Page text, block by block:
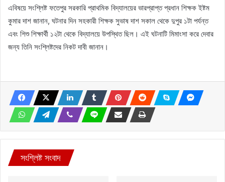
এবিষয়ে সংশ্লিষ্ট ফতেপুর সরকারি প্রাথমিক বিদ্যালয়ের ভারপ্রাপ্ত প্রধান শিক্ষক ইষ্টম
কুমার দাশ জানান, ঘটনার দিন সহকারী শিক্ষক সুভাষ দাশ সকাল থেকে দুপুর ১টা পর্যন্ত
এবং শিশু শিক্ষার্থী ১২টা থেকে বিদ্যালয়ে উপস্থিত ছিল। এই ঘটনাটি মিমাংসা করে দেবার
জন্য তিনি সংশ্লিষ্টদের নিকট দাবী জানান।
সংশ্লিষ্ট সংবাদ